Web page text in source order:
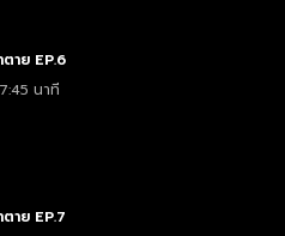
าย EP.6
นาที
าย EP.7